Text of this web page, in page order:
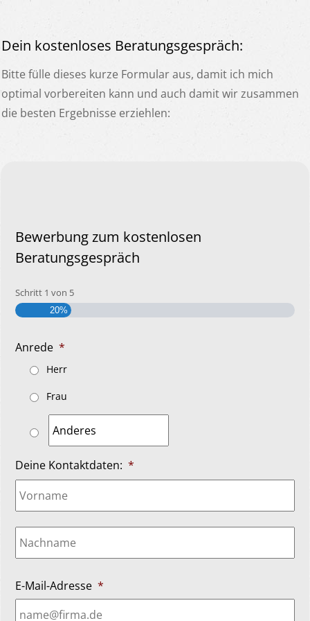
Dein kostenloses Beratungsgespräch:
Bitte fülle dieses kurze Formular aus, damit ich mich
optimal vorbereiten kann und auch damit wir zusammen
die besten Ergebnisse erziehlen:
Bewerbung zum kostenlosen
Beratungsgespräch
Schritt 1 von 5
20%
Anrede *
Herr
Frau
Deine Kontaktdaten: *
E-Mail-Adresse *